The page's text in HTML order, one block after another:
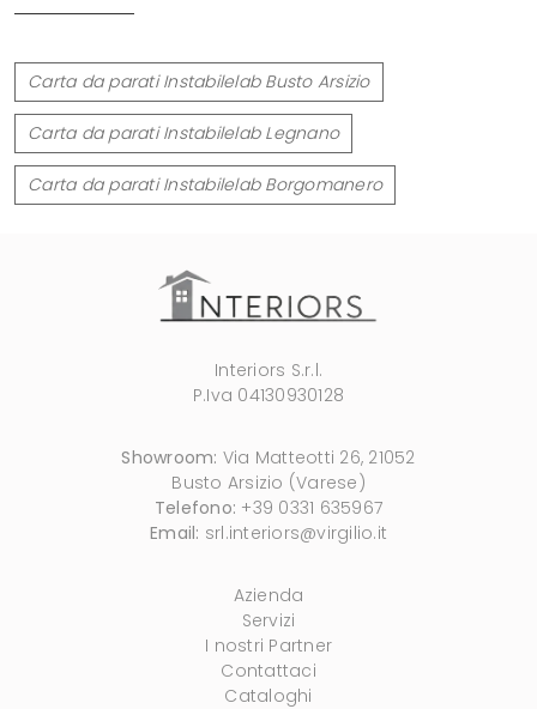
Carta da parati Instabilelab Busto Arsizio
Carta da parati Instabilelab Legnano
Carta da parati Instabilelab Borgomanero
Interiors S.r.l.
P.Iva 04130930128
Showroom: Via Matteotti 26, 21052
Busto Arsizio (Varese)
Telefono: +39 0331 635967
Email: srl.interiors@virgilio.it
Azienda
Servizi
I nostri Partner
Contattaci
Cataloghi